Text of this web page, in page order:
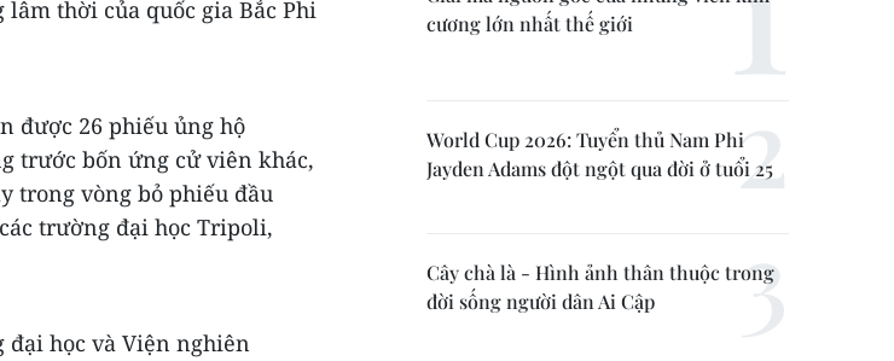
thời của quốc gia Bắc Phi
được 26 phiếu ủng hộ
trước bốn ứng cử viên khác,
trong vòng bỏ phiếu đầu
trường đại học Tripoli,
đại học và Viện nghiên
cương lớn nhất thế giới
World Cup 2026: Tuyển thủ Nam Phi
Jayden Adams đột ngột qua đời ở tuổi 25
Cây chà là - Hình ảnh thân thuộc trong
đời sống người dân Ai Cập